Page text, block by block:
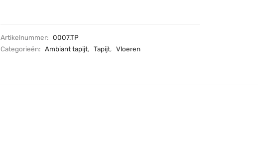
Artikelnummer: 0007.TP
Categorieën: Ambiant tapijt, Tapijt, Vloeren